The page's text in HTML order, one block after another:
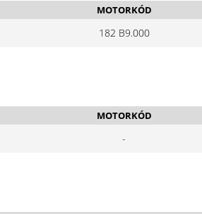
MOTORKÓD
182 B9.000
MOTORKÓD
-